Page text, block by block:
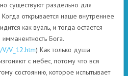
существуют раздельно для
открывается наше внутреннее
как вуаль, и тогда остается
Бога.
V_12.htm) Как только душа
с небес, потому что вся
состоянию, которое испытывает